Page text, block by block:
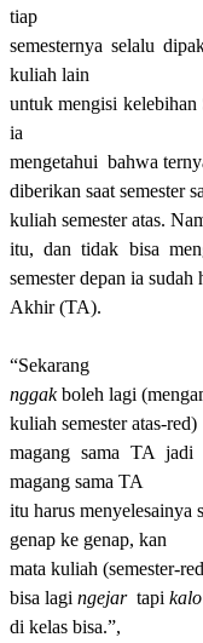
tiap
semesternya selalu
kuliah lain
untuk mengisi
ia
mengetahui bahwa
diberikan saat semester
kuliah semester atas.
itu, dan tidak bisa
semester depan ia sudah
Akhir (TA).
“Sekarang
nggakboleh lagi
kuliah semester atas-red)
magang sama TA
magang sama TA
itu harus menyelesainya
genap ke genap, kan
mata kuliah (semester-
bisa lagi ngejartapi kalo
di kelas bisa.”,